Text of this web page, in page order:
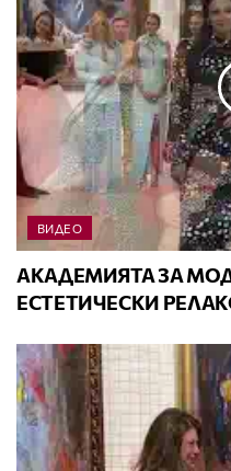
ВИДЕО
АКАДЕМИЯТА ЗА
ЕСТЕТИЧЕСКИ